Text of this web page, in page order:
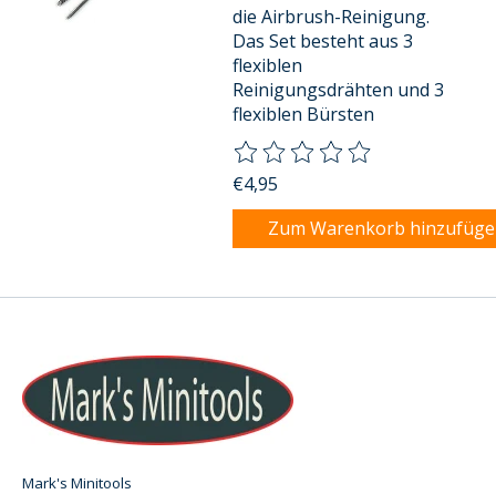
die Airbrush-Reinigung.
Das Set besteht aus 3
flexiblen
Reinigungsdrähten und 3
flexiblen Bürsten
Die Bewertung dieses
€4,95
Zum Warenkorb
Mark's Minitools